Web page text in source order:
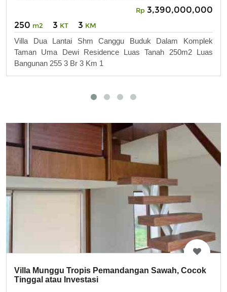
Rp 3,390,000,000
250 m2 3 KT 3 KM
Villa Dua Lantai Shm Canggu Buduk Dalam Komplek
Taman Uma Dewi Residence Luas Tanah 250m2 Luas
Bangunan 255 3 Br 3 Km 1
Villa Munggu Tropis Pemandangan Sawah, Cocok
Tinggal atau Investasi